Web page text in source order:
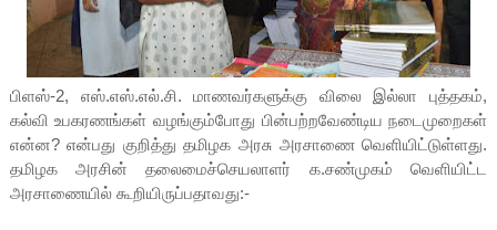
பிளஸ்-2, எஸ்.எஸ்.எல்.சி. மாணவர்களுக்கு விலை இல்லா புத்தகம்,
கல்வி உபகரணங்கள் வழங்கும்போது பின்பற்றவேண்டிய நடைமுறைகள்
என்ன? என்பது குறித்து தமிழக அரசு அரசாணை வெளியிட்டுள்ளது.
தமிழக அரசின் தலைமைச்செயலாளர் க.சண்முகம் வெளியிட்ட
அரசாணையில் கூறியிருப்பதாவது:-